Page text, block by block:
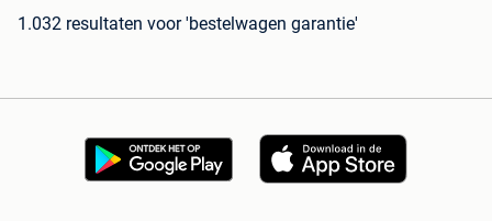
1.032 resultaten voor 'bestelwagen garantie'